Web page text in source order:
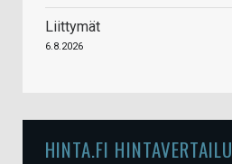
Liittymät
6.8.2026
HINTA.FI HINTAVERTAILU